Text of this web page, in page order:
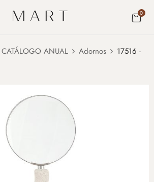
0
CATÁLOGO ANUAL Adornos
17516 -